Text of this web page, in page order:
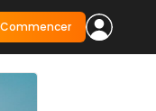
Commencer